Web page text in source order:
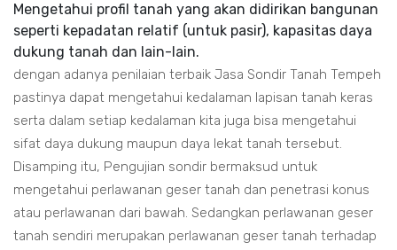
Mengetahui profil tanah yang akan didirikan bangunan
seperti kepadatan relatif (untuk pasir), kapasitas daya
dukung tanah dan lain-lain.
dengan adanya penilaian terbaik Jasa Sondir Tanah Tempeh
pastinya dapat mengetahui kedalaman lapisan tanah keras
serta dalam setiap kedalaman kita juga bisa mengetahui
sifat daya dukung maupun daya lekat tanah tersebut.
Disamping itu, Pengujian sondir bermaksud untuk
mengetahui perlawanan geser tanah dan penetrasi konus
atau perlawanan dari bawah. Sedangkan perlawanan geser
tanah sendiri merupakan perlawanan geser tanah terhadap